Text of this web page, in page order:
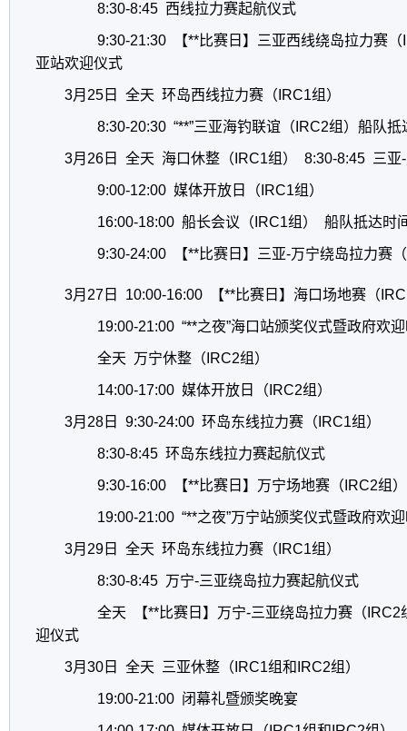
8:30-8:45 西线拉力赛起航仪式
9:30-21:30 【**比赛日】三亚西线绕岛拉力赛
亚站欢迎仪式
3月25日 全天 环岛西线拉力赛（IRC1组）
8:30-20:30 “**”三亚海钓联谊（IRC2组）船队
3月26日 全天 海口休整（IRC1组） 8:30-8:45 三亚
9:00-12:00 媒体开放日（IRC1组）
16:00-18:00 船长会议（IRC1组） 船队抵达
9:30-24:00 【**比赛日】三亚-万宁绕岛拉力赛
3月27日 10:00-16:00 【**比赛日】海口场地赛（
19:00-21:00 “**之夜”海口站颁奖仪式暨政府欢
全天 万宁休整（IRC2组）
14:00-17:00 媒体开放日（IRC2组）
3月28日 9:30-24:00 环岛东线拉力赛（IRC1组）
8:30-8:45 环岛东线拉力赛起航仪式
9:30-16:00 【**比赛日】万宁场地赛（IRC2组
19:00-21:00 “**之夜”万宁站颁奖仪式暨政府欢
3月29日 全天 环岛东线拉力赛（IRC1组）
8:30-8:45 万宁-三亚绕岛拉力赛起航仪式
全天 【**比赛日】万宁-三亚绕岛拉力赛（IRC2
迎仪式
3月30日 全天 三亚休整（IRC1组和IRC2组）
19:00-21:00 闭幕礼暨颁奖晚宴